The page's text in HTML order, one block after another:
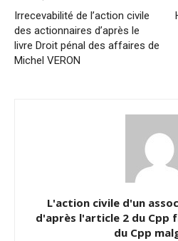
Irrecevabilité de l’action civile
des actionnaires d’après le
livre Droit pénal des affaires de
Michel VERON
L'action civile d'un
d'après l'article 2 du Cpp
du Cpp